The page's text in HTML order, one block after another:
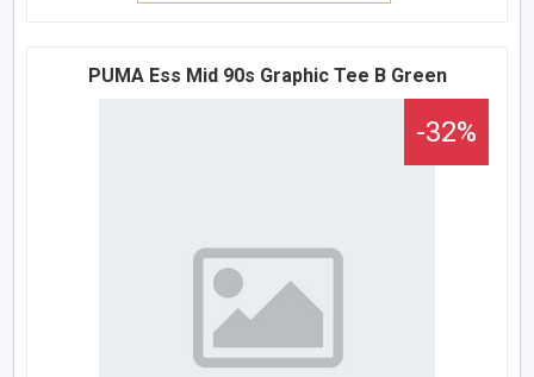
PUMA Ess Mid 90s Graphic Tee B Green
-32%